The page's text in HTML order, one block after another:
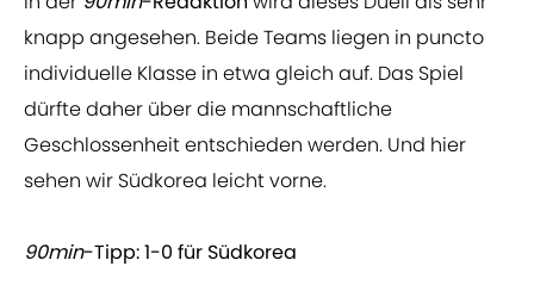
knapp angesehen. Beide Teams liegen in puncto
individuelle Klasse in etwa gleich auf. Das Spiel
dürfte daher über die mannschaftliche
Geschlossenheit entschieden werden. Und hier
sehen wir Südkorea leicht vorne.
90min-Tipp: 1-0 für Südkorea